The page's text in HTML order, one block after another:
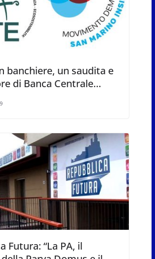
banchiere, un saudita e
di Banca Centrale…
Futura: “La PA, il